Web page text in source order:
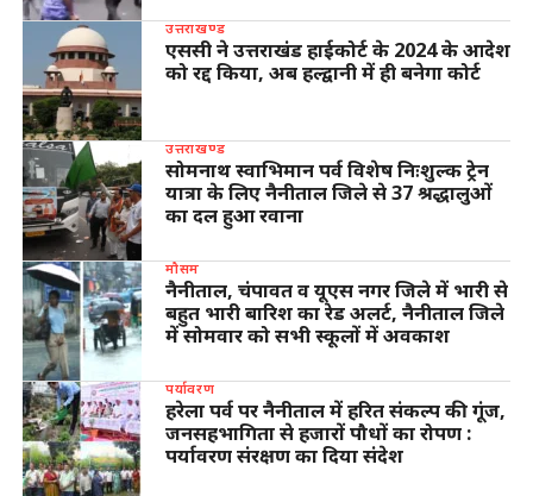
उत्तराखण्ड
एससी ने उत्तराखंड हाईकोर्ट के 2024 के आदेश
को रद्द किया, अब हल्द्वानी में ही बनेगा कोर्ट
उत्तराखण्ड
सोमनाथ स्वाभिमान पर्व विशेष निःशुल्क ट्रेन
यात्रा के लिए नैनीताल जिले से 37 श्रद्धालुओं
का दल हुआ रवाना
मौसम
नैनीताल, चंपावत व यूएस नगर जिले में भारी से
बहुत भारी बारिश का रेड अलर्ट, नैनीताल जिले
में सोमवार को सभी स्कूलों में अवकाश
पर्यावरण
हरेला पर्व पर नैनीताल में हरित संकल्प की गूंज,
जनसहभागिता से हजारों पौधों का रोपण :
पर्यावरण संरक्षण का दिया संदेश